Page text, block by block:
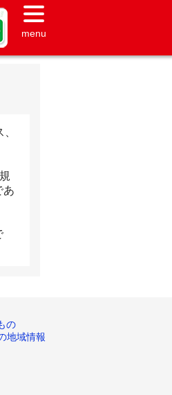
menu
あ
の
地域情報